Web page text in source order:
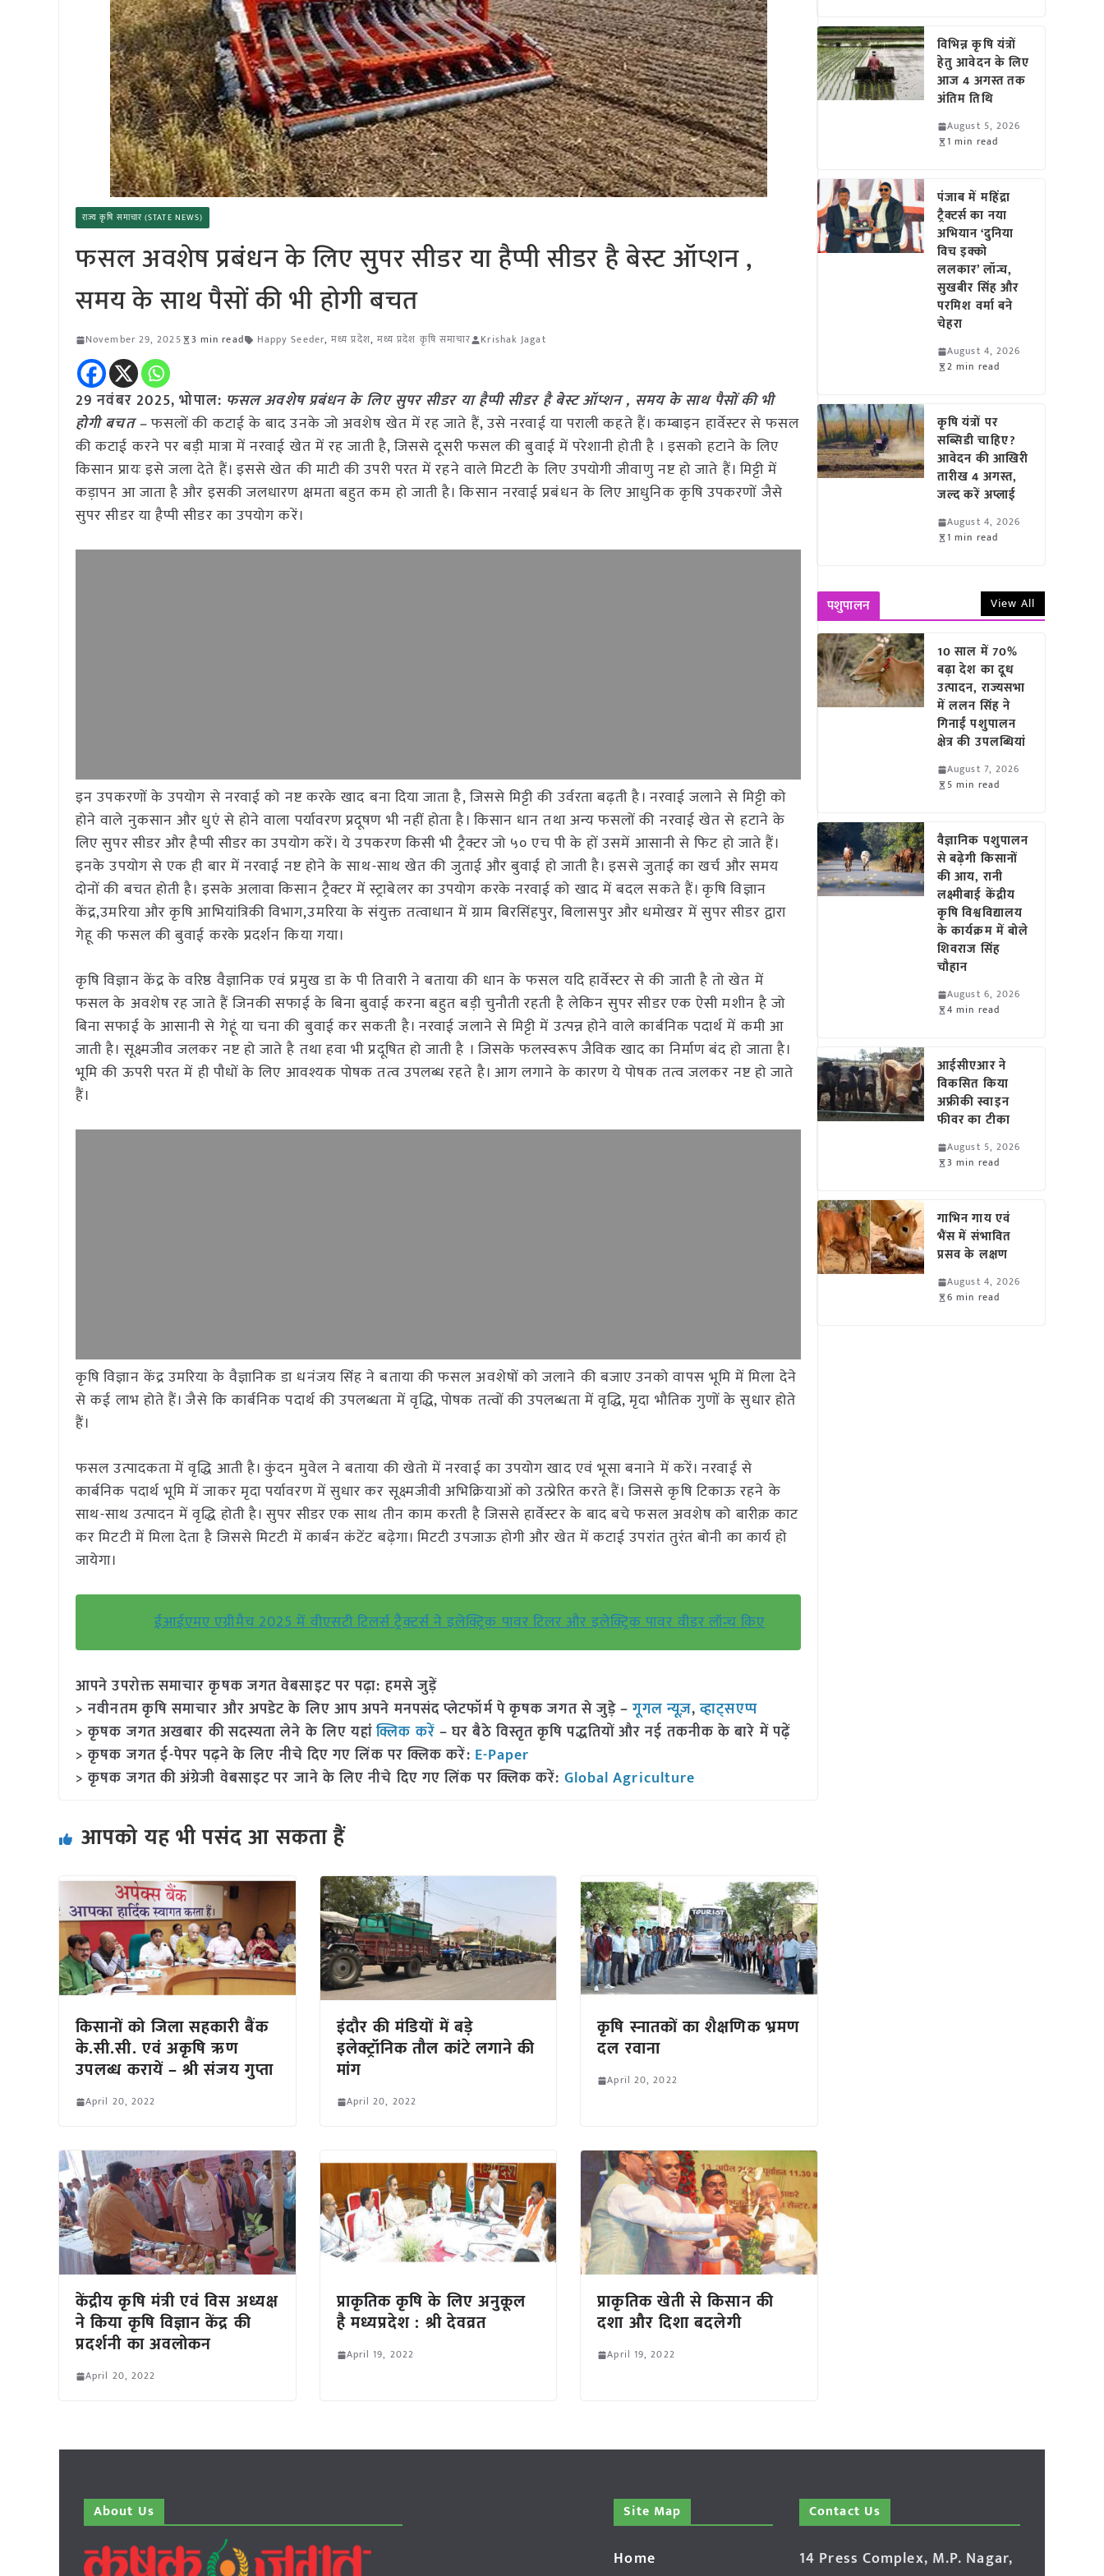
राज्य कृषि समाचार (STATE NEWS)
फसल अवशेष प्रबंधन के लिए सुपर सीडर या हैप्पी सीडर है बेस्ट ऑप्शन ,
समय के साथ पैसों की भी होगी बचत
November 29, 2025 3 min read Happy Seeder,मध्य प्रदेश, मध्य प्रदेश कृषि समाचार Krishak Jagat
29 नवंबर 2025, भोपाल: फसल अवशेष प्रबंधन के लिए सुपर सीडर या हैप्पी सीडर है बेस्ट ऑप्शन , समय के साथ पैसों की भी
होगी बचत –फसलों की कटाई के बाद उनके जो अवशेष खेत में रह जाते हैं, उसे नरवाई या पराली कहते हैं। कम्बाइन हार्वेस्टर से फसल
की कटाई करने पर बड़ी मात्रा में नरवाई खेत में रह जाती है, जिससे दूसरी फसल की बुवाई में परेशानी होती है । इसको हटाने के लिए
किसान प्रायः इसे जला देते हैं। इससे खेत की माटी की उपरी परत में रहने वाले मिटटी के लिए उपयोगी जीवाणु नष्ट हो जाते हैं। मिट्टी में
कड़ापन आ जाता है और इसकी जलधारण क्षमता बहुत कम हो जाती है। किसान नरवाई प्रबंधन के लिए आधुनिक कृषि उपकरणों जैसे
सुपर सीडर या हैप्पी सीडर का उपयोग करें।
इन उपकरणों के उपयोग से नरवाई को नष्ट करके खाद बना दिया जाता है, जिससे मिट्टी की उर्वरता बढ़ती है। नरवाई जलाने से मिट्टी को
होने वाले नुकसान और धुएं से होने वाला पर्यावरण प्रदूषण भी नहीं होता है। किसान धान तथा अन्य फसलों की नरवाई खेत से हटाने के
लिए सुपर सीडर और हैप्पी सीडर का उपयोग करें। ये उपकरण किसी भी ट्रैक्टर जो ५० एच पी के हों उसमें आसानी से फिट हो जाते हैं।
इनके उपयोग से एक ही बार में नरवाई नष्ट होने के साथ-साथ खेत की जुताई और बुवाई हो जाती है। इससे जुताई का खर्च और समय
दोनों की बचत होती है। इसके अलावा किसान ट्रैक्टर में स्ट्राबेलर का उपयोग करके नरवाई को खाद में बदल सकते हैं। कृषि विज्ञान
केंद्र,उमरिया और कृषि आभियांत्रिकी विभाग,उमरिया के संयुक्त तत्वाधान में ग्राम बिरसिंहपुर, बिलासपुर और धमोखर में सुपर सीडर द्वारा
गेहू की फसल की बुवाई करके प्रदर्शन किया गया।
कृषि विज्ञान केंद्र के वरिष्ठ वैज्ञानिक एवं प्रमुख डा के पी तिवारी ने बताया की धान के फसल यदि हार्वेस्टर से की जाती है तो खेत में
फसल के अवशेष रह जाते हैं जिनकी सफाई के बिना बुवाई करना बहुत बड़ी चुनौती रहती है लेकिन सुपर सीडर एक ऐसी मशीन है जो
बिना सफाई के आसानी से गेहूं या चना की बुवाई कर सकती है। नरवाई जलाने से मिट्टी में उत्पन्न होने वाले कार्बनिक पदार्थ में कमी आ
जाती है। सूक्ष्मजीव जलकर नष्ट हो जाते है तथा हवा भी प्रदूषित हो जाती है । जिसके फलस्वरूप जैविक खाद का निर्माण बंद हो जाता है।
भूमि की ऊपरी परत में ही पौधों के लिए आवश्यक पोषक तत्व उपलब्ध रहते है। आग लगाने के कारण ये पोषक तत्व जलकर नष्ट हो जाते
हैं।
कृषि विज्ञान केंद्र उमरिया के वैज्ञानिक डा धनंजय सिंह ने बताया की फसल अवशेषों को जलाने की बजाए उनको वापस भूमि में मिला देने
से कई लाभ होते हैं। जैसे कि कार्बनिक पदार्थ की उपलब्धता में वृद्धि, पोषक तत्वों की उपलब्धता में वृद्धि, मृदा भौतिक गुणों के सुधार होते
हैं।
फसल उत्पादकता में वृद्धि आती है। कुंदन मुवेल ने बताया की खेतो में नरवाई का उपयोग खाद एवं भूसा बनाने में करें। नरवाई से
कार्बनिक पदार्थ भूमि में जाकर मृदा पर्यावरण में सुधार कर सूक्ष्मजीवी अभिक्रियाओं को उत्प्रेरित करते हैं। जिससे कृषि टिकाऊ रहने के
साथ-साथ उत्पादन में वृद्धि होती है। सुपर सीडर एक साथ तीन काम करती है जिससे हार्वेस्टर के बाद बचे फसल अवशेष को बारीक़ काट
कर मिटटी में मिला देता है जिससे मिटटी में कार्बन कंटेंट बढ़ेगा। मिटटी उपजाऊ होगी और खेत में कटाई उपरांत तुरंत बोनी का कार्य हो
जायेगा।
ईआईएमए एग्रीमैच 2025 में वीएसटी टिलर्स ट्रैक्टर्स ने इलेक्ट्रिक पावर टिलर और इलेक्ट्रिक पावर वीडर लॉन्च किए
आपने उपरोक्त समाचार कृषक जगत वेबसाइट पर पढ़ा: हमसे जुड़ें
> नवीनतम कृषि समाचार और अपडेट के लिए आप अपने मनपसंद प्लेटफॉर्म पे कृषक जगत से जुड़े –गूगल न्यूज़,व्हाट्सएप्प
> कृषक जगत अखबार की सदस्यता लेने के लिए यहांक्लिक करें – घर बैठे विस्तृत कृषि पद्धतियों और नई तकनीक के बारे में पढ़ें
> कृषक जगत ई-पेपर पढ़ने के लिए नीचे दिए गए लिंक पर क्लिक करें: E-Paper
> कृषक जगत की अंग्रेजी वेबसाइट पर जाने के लिए नीचे दिए गए लिंक पर क्लिक करें: Global Agriculture
आपको यह भी पसंद आ सकता हैं
किसानों को जिला सहकारी बैंक
के.सी.सी. एवं अकृषि ऋण
उपलब्ध करायें – श्री संजय गुप्ता
April 20, 2022
इंदौर की मंडियों में बड़े
इलेक्ट्रॉनिक तौल कांटे लगाने की
मांग
April 20, 2022
कृषि स्नातकों का शैक्षणिक भ्रमण
दल रवाना
April 20, 2022
केंद्रीय कृषि मंत्री एवं विस अध्यक्ष
ने किया कृषि विज्ञान केंद्र की
प्रदर्शनी का अवलोकन
April 20, 2022
प्राकृतिक कृषि के लिए अनुकूल
है मध्यप्रदेश : श्री देवव्रत
April 19, 2022
प्राकृतिक खेती से किसान की
दशा और दिशा बदलेगी
April 19, 2022
विभिन्न कृषि यंत्रों
हेतु आवेदन के लिए
आज 4 अगस्त तक
अंतिम तिथि
August 5, 2026
1 min read
पंजाब में महिंद्रा
ट्रैक्टर्स का नया
अभियान ‘दुनिया
विच इक्को
ललकार’ लॉन्च,
सुखबीर सिंह और
परमिश वर्मा बने
चेहरा
August 4, 2026
2 min read
कृषि यंत्रों पर
सब्सिडी चाहिए?
आवेदन की आखिरी
तारीख 4 अगस्त,
जल्द करें अप्लाई
August 4, 2026
1 min read
पशुपालन View All
10 साल में 70%
बढ़ा देश का दूध
उत्पादन, राज्यसभा
में ललन सिंह ने
गिनाईं पशुपालन
क्षेत्र की उपलब्धियां
August 7, 2026
5 min read
वैज्ञानिक पशुपालन
से बढ़ेगी किसानों
की आय, रानी
लक्ष्मीबाई केंद्रीय
कृषि विश्वविद्यालय
के कार्यक्रम में बोले
शिवराज सिंह
चौहान
August 6, 2026
4 min read
आईसीएआर ने
विकसित किया
अफ्रीकी स्वाइन
फीवर का टीका
August 5, 2026
3 min read
गाभिन गाय एवं
भैंस में संभावित
प्रसव के लक्षण
August 4, 2026
6 min read
About Us Site Map
Home
Contact Us
14 Press Complex, M.P. Nagar,